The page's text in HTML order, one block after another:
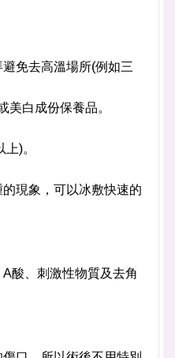
免去高溫場所(例如三
白成份保養品。
)。
現象，可以冰敷快速的
酸、刺激性物質及去角